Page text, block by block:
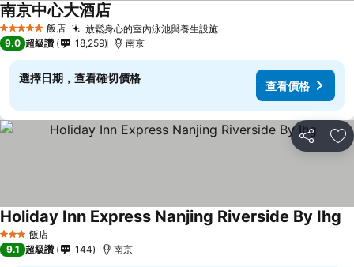
5 星級 飯店 放鬆身心的室內泳池與養生設施
南京中心大酒店
9.0 超級讚 18,259 南京
選擇日期，查看確切價格
查看價格
分享 加
3 星級 飯店
Holiday Inn Express Nanjing Riverside By Ihg
9.1 超級讚 144 南京